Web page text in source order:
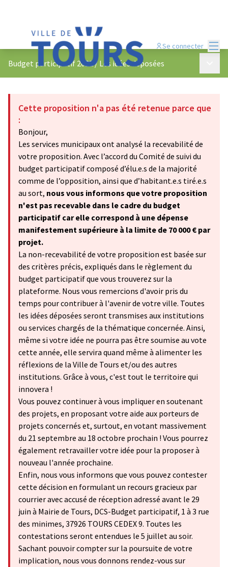
Se connecter
Budget participatif 2022/ Les idées déposées
Cette proposition n'a pas été retenue parce que
:
Bonjour,
Les services municipaux ont analysé la recevabilité de
votre proposition. Avec l’accord du Comité de suivi du
budget participatif composé d’élu.e.s de la majorité
comme de l’opposition, ainsi que d’habitant.e.s tiré.e.s
au sort, nous vous informons que votre proposition
n'est pas recevable dans le cadre du budget
participatif car elle correspond à une dépense
manifestement supérieure à la limite de 70 000 € par
projet.
La non-recevabilité de votre proposition est basée sur
des critères précis, expliqués dans le règlement du
budget participatif que vous trouverez sur la
plateforme. Nous vous remercions d'avoir pris du
temps pour contribuer à l'avenir de votre ville. Toutes
les idées déposées seront transmises aux institutions
ou services chargés de la thématique concernée. Ainsi,
même si votre idée ne pourra pas être soumise au vote
cette année, elle servira quand même à alimenter les
réflexions de la Ville de Tours et/ou des autres
institutions. Grâce à vous, c'est tout le territoire qui
innovera !
Vous pouvez continuer à vous impliquer en soutenant
des projets, en proposant votre aide aux porteurs de
projets concernés et, surtout, en votant massivement
du 21 septembre au 18 octobre prochain ! Vous pourrez
également retravailler votre idée pour la proposer à
nouveau l'année prochaine.
Enfin, nous vous informons que vous pouvez contester
cette décision en formulant un recours gracieux par
courrier avec accusé de réception adressé avant le 29
juin à Mairie de Tours, DCS-Budget participatif, 1 à 3 rue
des minimes, 37926 TOURS CEDEX 9. Toutes les
contestations seront entendues le 5 juillet au soir.
Sachant pouvoir compter sur la poursuite de votre
implication, nous vous donnons rendez-vous sur